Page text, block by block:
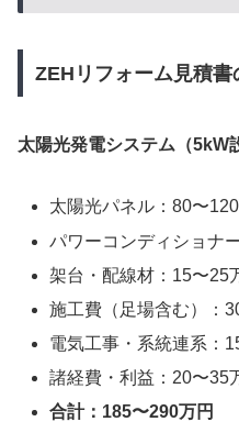
ZEHリフォーム見積書
太陽光発電システム（5kW
太陽光パネル：80〜
パワーコンディショナ
架台・配線材：15〜25
施工費（足場含む）：
電気工事・系統連系：
諸経費・利益：20〜35
合計：185〜290万円